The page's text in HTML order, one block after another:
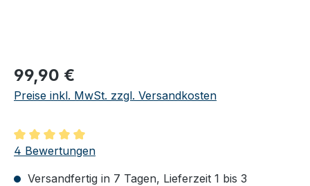
Regulärer Preis:
99,90 €
Preise inkl. MwSt. zzgl. Versandkosten
Durchschnittliche Bewertung von 5 von 5 Sternen
4 Bewertungen
Versandfertig in 7 Tagen, Lieferzeit 1 bis 3